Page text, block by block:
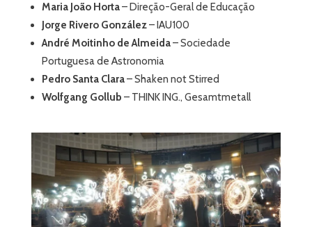
Maria João Horta– Direção-Geral de Educação
Jorge Rivero González– IAU100
André Moitinho de Almeida– Sociedade
Portuguesa de Astronomia
Pedro Santa Clara– Shaken not Stirred
Wolfgang Gollub – THINK ING., Gesamtmetall